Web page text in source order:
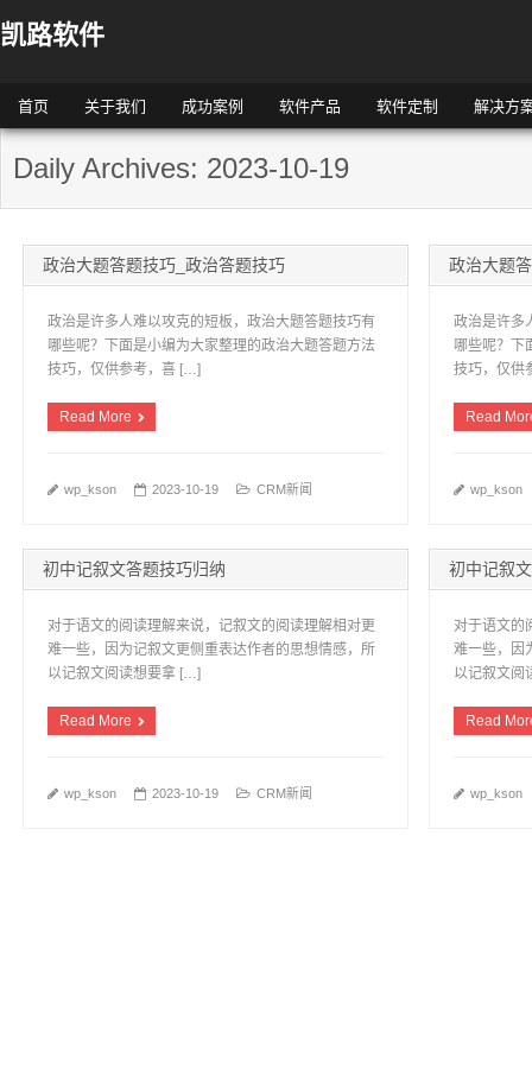
凯路软件
首页 关于我们 成功案例 软件产品 软件定制 解决方
Daily Archives: 2023-10-19
政治大题答题技巧_政治答题技巧
政治是许多人难以攻克的短板，政治大题答题技巧有
哪些呢？下面是小编为大家整理的政治大题答题方法
技巧，仅供参考，喜 […]
Read More
wp_kson 2023-10-19 CRM新闻
政治大题
政治是许多
哪些呢？下
技巧，仅供
Read
wp_kson
初中记叙文答题技巧归纳
对于语文的阅读理解来说，记叙文的阅读理解相对更
难一些，因为记叙文更侧重表达作者的思想情感，所
以记叙文阅读想要拿 […]
Read More
wp_kson 2023-10-19 CRM新闻
初中记叙
对于语文的
难一些，因
以记叙文阅
Read
wp_kson